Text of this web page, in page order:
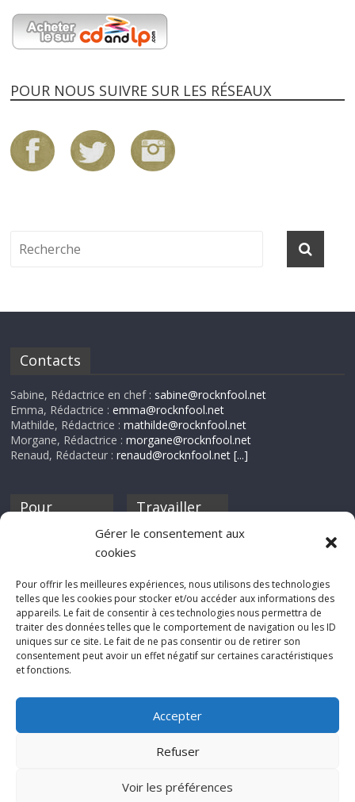
Gérer le consentement aux
cookies
Pour offrir les meilleures expériences, nous utilisons des technologies
telles que les cookies pour stocker et/ou accéder aux informations des
appareils. Le fait de consentir à ces technologies nous permettra de
traiter des données telles que le comportement de navigation ou les ID
uniques sur ce site. Le fait de ne pas consentir ou de retirer son
consentement peut avoir un effet négatif sur certaines caractéristiques
et fonctions.
Accepter
Refuser
Voir les préférences
POUR NOUS SUIVRE SUR LES RÉSEAUX
Contacts
Sabine, Rédactrice en chef : sabine@rocknfool.net
Emma, Rédactrice :emma@rocknfool.net
Mathilde, Rédactrice :mathilde@rocknfool.net
Morgane, Rédactrice :morgane@rocknfool.net
Renaud, Rédacteur :renaud@rocknfool.net [...]
Pour
discothèque
Travailler
Si tu souhaites
Rocknfool, n'hésite
pas à nous envoyer
tes chroniques de
concerts, de films,
séries ou des billets
d'humeur :
net